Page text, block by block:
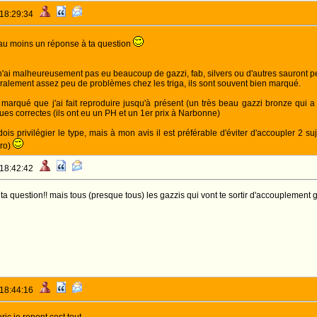
moins un réponse à ta question
malheureusement pas eu beaucoup de gazzi, fab, silvers ou d'autres sauront
assez peu de problèmes chez les triga, ils sont souvent bien marqué.
que j'ai fait reproduire jusqu'à présent (un très beau gazzi bronze
correctes (ils ont eu un PH et un 1er prix à Narbonne)
privilégier le type, mais à mon avis il est préférable d'éviter d'accoupler 2
question!! mais tous (presque tous) les gazzis qui vont te sortir d'accouplement